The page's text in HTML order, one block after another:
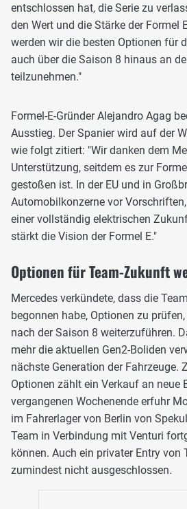
entschlossen hat, die Serie zu
den Wert und die Stärke der Formel
werden wir die besten Optionen für
auch über die Saison 8 hinaus an
teilzunehmen."
Formel-E-Gründer Alejandro Agag
Ausstieg. Der Spanier wird auf der
wie folgt zitiert: "Wir danken dem
Unterstützung, seitdem es zur
gestoßen ist. In der EU und in
Automobilkonzerne vor
einer vollständig elektrischen
stärkt die Vision der Formel E."
Optionen für Team-Zukunft
Mercedes verkündete, dass die
begonnen habe, Optionen zu
nach der Saison 8 weiterzuführen.
mehr die aktuellen Gen2-Boliden
nächste Generation der Fahrzeuge.
Optionen zählt ein Verkauf an neue
vergangenen Wochenende erfuhr
im Fahrerlager von Berlin von
Team in Verbindung mit Venturi
können. Auch ein privater Entry
zumindest nicht ausgeschlossen.